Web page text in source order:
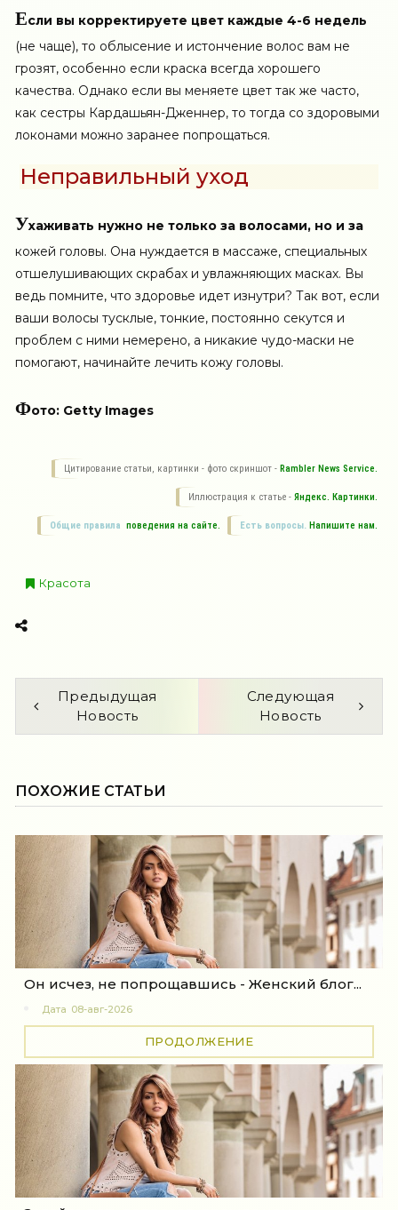
Если вы корректируете цвет каждые 4-6 недель
(не чаще), то облысение и истончение волос вам не
грозят, особенно если краска всегда хорошего
качества. Однако если вы меняете цвет так же часто,
как сестры Кардашьян-Дженнер, то тогда со здоровыми
локонами можно заранее попрощаться.
Неправильный уход
Ухаживать нужно не только за волосами, но и за
кожей головы. Она нуждается в массаже, специальных
отшелушивающих скрабах и увлажняющих масках. Вы
ведь помните, что здоровье идет изнутри? Так вот, если
ваши волосы тусклые, тонкие, постоянно секутся и
проблем с ними немерено, а никакие чудо-маски не
помогают, начинайте лечить кожу головы.
Фото: Getty Images
Цитирование статьи, картинки - фото скриншот - Rambler News Service.
Иллюстрация к статье - Яндекс. Картинки.
Есть вопросы. Напишите нам.
Общие правила поведения на сайте.
Красота
Предыдущая
Новость
Следующая
Новость
ПОХОЖИЕ СТАТЬИ
Он исчез, не попрощавшись - Женский блог...
Дата 08-авг-2026
ПРОДОЛЖЕНИЕ